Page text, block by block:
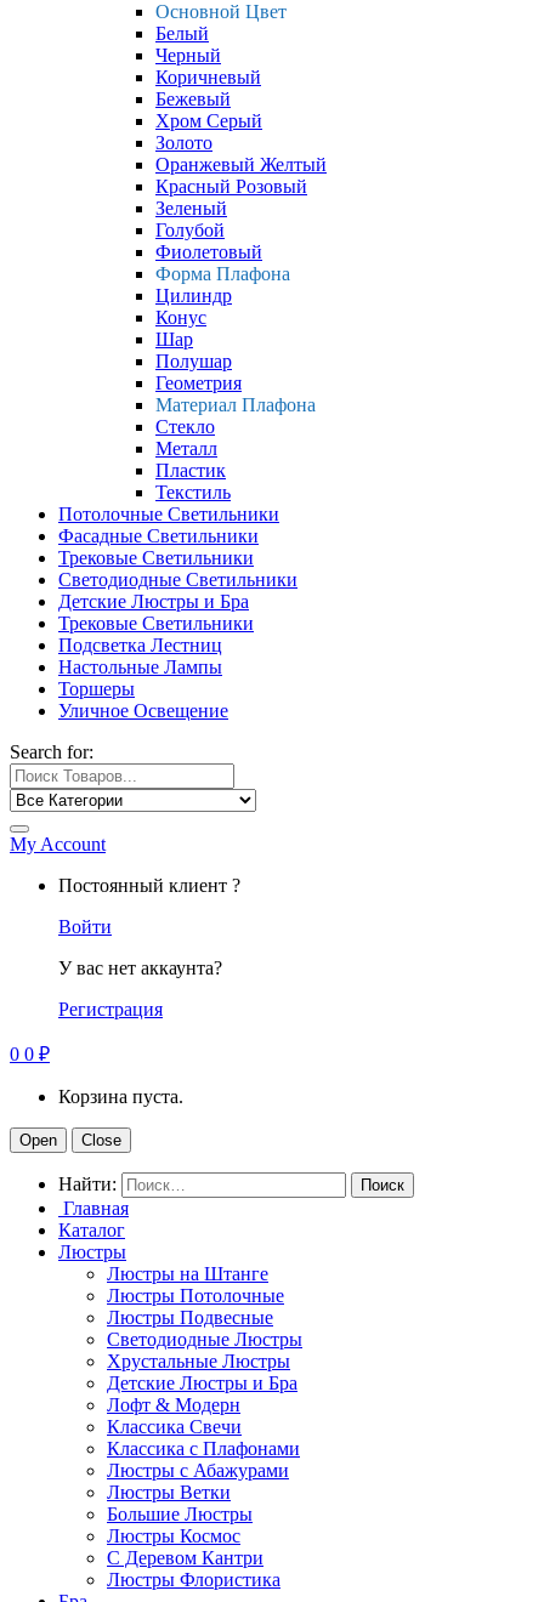
Основной Цвет
Белый
Черный
Коричневый
Бежевый
Хром Серый
Золото
Оранжевый Желтый
Красный Розовый
Зеленый
Голубой
Фиолетовый
Форма Плафона
Цилиндр
Конус
Шар
Полушар
Геометрия
Материал Плафона
Стекло
Металл
Пластик
Текстиль
Потолочные Светильники
Фасадные Светильники
Трековые Светильники
Светодиодные Светильники
Детские Люстры и Бра
Трековые Светильники
Подсветка Лестниц
Настольные Лампы
Торшеры
Уличное Освещение
Search for:
My Account
Постоянный клиент ?
Войти
У вас нет аккаунта?
Регистрация
0 0 ₽
Корзина пуста.
Open Close
Найти:
Главная
Каталог
Люстры
Люстры на Штанге
Люстры Потолочные
Люстры Подвесные
Светодиодные Люстры
Хрустальные Люстры
Детские Люстры и Бра
Лофт & Модерн
Классика Свечи
Классика с Плафонами
Люстры с Абажурами
Люстры Ветки
Большие Люстры
Люстры Космос
С Деревом Кантри
Люстры Флористика